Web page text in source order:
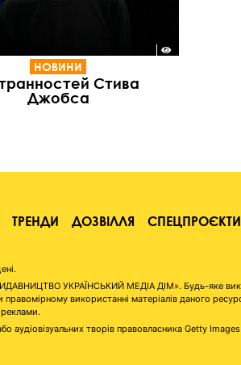
НОВИНИ
Стива
Джобса
ТРЕНДИ ДОЗВІЛЛЯ СПЕЦПРОЄКТИ
УКРАЇНСЬКИЙ МЕДІА ДІМ». Будь-яке
використанні матеріалів даного
реклами.
аудіовізуальних творів правовласника Getty